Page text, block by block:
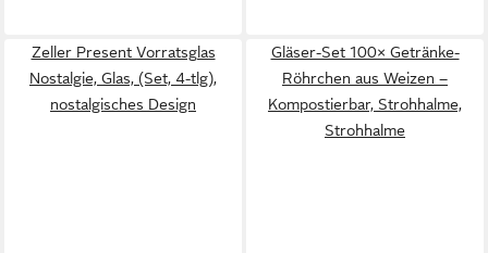
Zeller Present Vorratsglas
Nostalgie, Glas, (Set, 4-tlg),
nostalgisches Design
Gläser-Set 100× Getränke-
Röhrchen aus Weizen –
Kompostierbar, Strohhalme,
Strohhalme